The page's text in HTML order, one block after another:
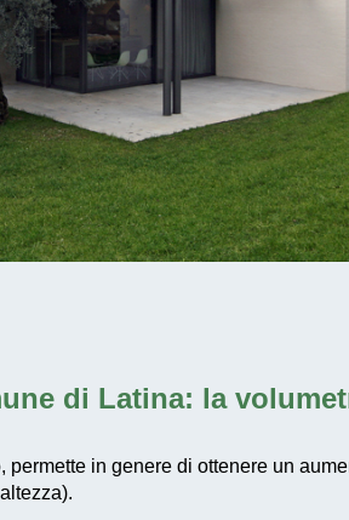
di Latina: la
permette in genere di ottenere un